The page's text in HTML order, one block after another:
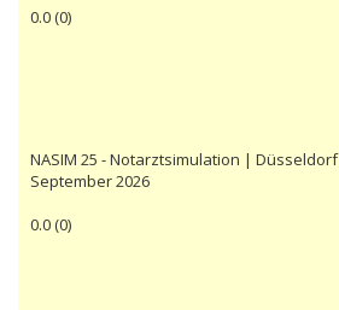
0.0(0)
NASIM 25 - Notarztsimulation | Düsseldorf
September 2026
0.0(0)